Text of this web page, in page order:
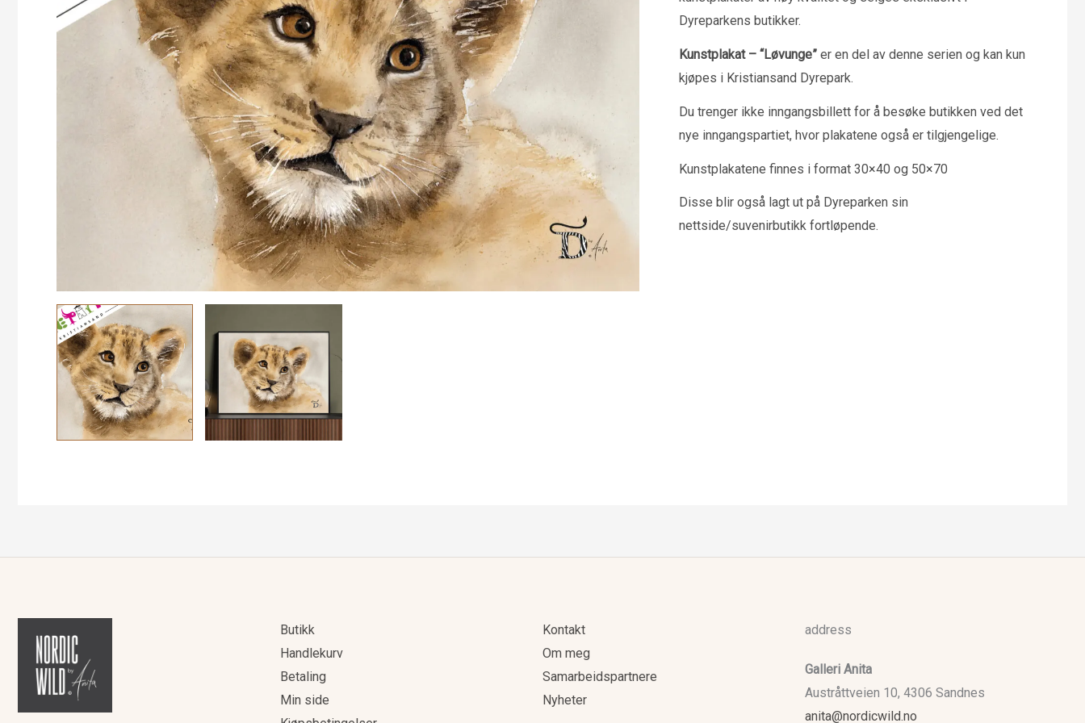
Dyreparkens butikker.
Kunstplakat – “Løvunge”er en del av denne serien og kan kun
kjøpes i Kristiansand Dyrepark.
Du trenger ikke inngangsbillett for å besøke butikken ved det
nye inngangspartiet, hvor plakatene også er tilgjengelige.
Kunstplakatene finnes i format 30×40 og 50×70
Disse blir også lagt ut på Dyreparken sin
nettside/suvenirbutikk fortløpende.
Butikk
Handlekurv
Betaling
Min side
Kontakt
Om meg
Samarbeidspartnere
Nyheter
address
Galleri Anita
Austråttveien 10, 4306 Sandnes
anita@nordicwild.no